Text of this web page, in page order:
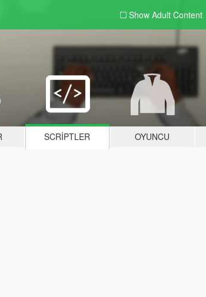
Show Adult Content
SCRIPTLER OYUNCU